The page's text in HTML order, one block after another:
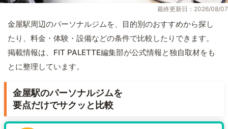
最終更新日：2026/08/07
金屋駅周辺のパーソナルジムを、目的別のおすすめから探し
たり、料金・体験・設備などの条件で比較したりできます。
掲載情報は、FIT PALETTE編集部が公式情報と独自取材をも
とに整理しています。
金屋駅のパーソナルジムを
要点だけでサクッと比較